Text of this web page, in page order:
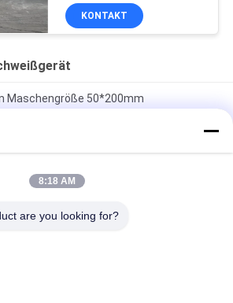
KONTAKT
Maschengröße 50*200mm
Galvanisches Draht 3mm
60 Stück / Stunde Maschengröße
8:18 AM
are you looking for?